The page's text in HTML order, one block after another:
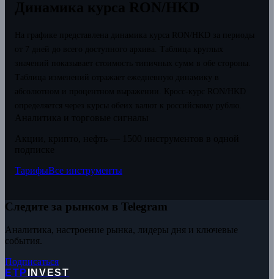
ТарифыВсе инструменты
Следите за рынком в Telegram
Аналитика, настроение рынка, лидеры дня и ключевые
события.
Подписаться
ETP
INVEST